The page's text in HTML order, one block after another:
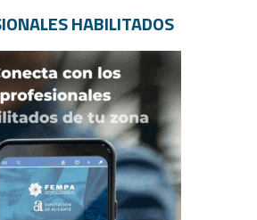
HABILITADOS